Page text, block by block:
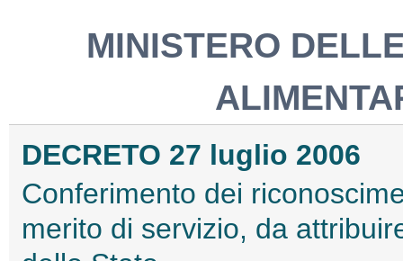
MINISTERO
DECRETO 27 luglio 2006
Conferimento dei
merito di servizio, da